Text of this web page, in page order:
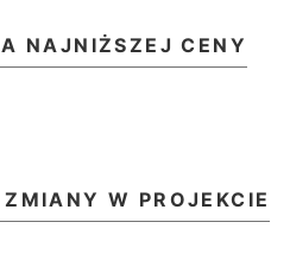
NAJNIŻSZEJ CENY
W PROJEKCIE